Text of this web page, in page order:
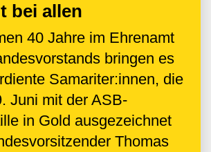
bei allen
40 Jahre im Ehrenamt
bringen es
Samariter:innen, die
Juni mit der ASB-
in Gold ausgezeichnet
Thomas